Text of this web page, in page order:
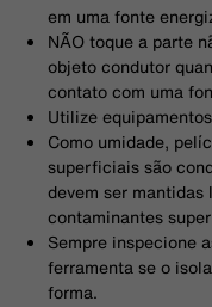
em uma fonte
NÃO toque a parte
objeto condutor
contato com uma
Utilize
Como umidade,
superficiais são
devem ser mantidas
contaminantes
Sempre inspecione
ferramenta se o
forma.